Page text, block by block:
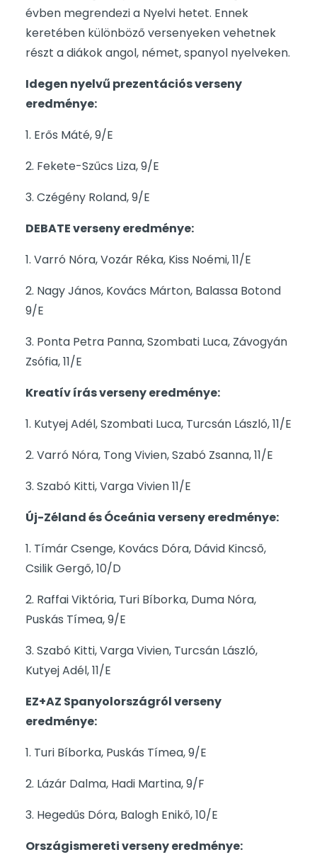
évben megrendezi a Nyelvi hetet. Ennek
keretében különböző versenyeken vehetnek
részt a diákok angol, német, spanyol nyelveken.
Idegen nyelvű prezentációs verseny
eredménye:
1. Erős Máté, 9/E
2. Fekete-Szűcs Liza, 9/E
3. Czégény Roland, 9/E
DEBATE verseny eredménye:
1. Varró Nóra, Vozár Réka, Kiss Noémi, 11/E
2. Nagy János, Kovács Márton, Balassa Botond
9/E
3. Ponta Petra Panna, Szombati Luca, Závogyán
Zsófia, 11/E
Kreatív írás verseny eredménye:
1. Kutyej Adél, Szombati Luca, Turcsán László, 11/E
2. Varró Nóra, Tong Vivien, Szabó Zsanna, 11/E
3. Szabó Kitti, Varga Vivien 11/E
Új-Zéland és Óceánia verseny eredménye:
1. Tímár Csenge, Kovács Dóra, Dávid Kincső,
Csilik Gergő, 10/D
2. Raffai Viktória, Turi Bíborka, Duma Nóra,
Puskás Tímea, 9/E
3. Szabó Kitti, Varga Vivien, Turcsán László,
Kutyej Adél, 11/E
EZ+AZ Spanyolországról verseny
eredménye:
1. Turi Bíborka, Puskás Tímea, 9/E
2. Lázár Dalma, Hadi Martina, 9/F
3. Hegedűs Dóra, Balogh Enikő, 10/E
Országismereti verseny eredménye: